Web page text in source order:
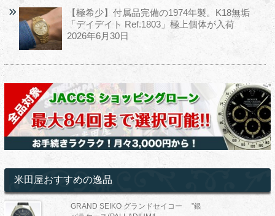
【極希少】付属品完備の1974年製。K18無垢
「デイデイト Ref.1803」極上個体が入荷
2026年6月30日
米田屋おすすめの逸品
GRAND SEIKO グランドセイコー ”銀